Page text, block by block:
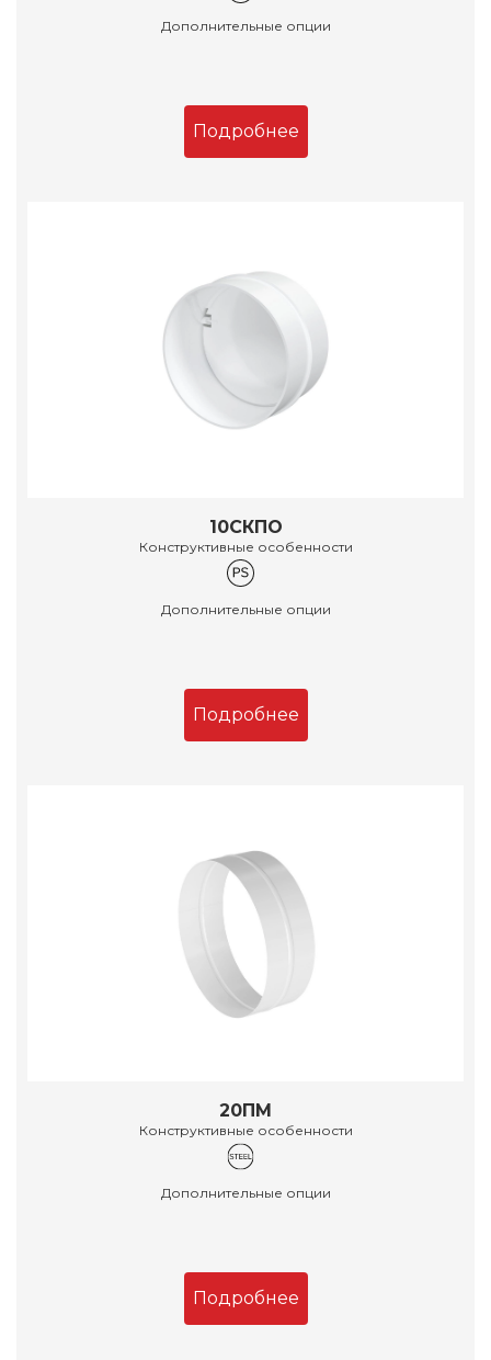
Дополнительные опции
Подробнее
10СКПО
Конструктивные особенности
Дополнительные опции
Подробнее
20ПМ
Конструктивные особенности
Дополнительные опции
Подробнее